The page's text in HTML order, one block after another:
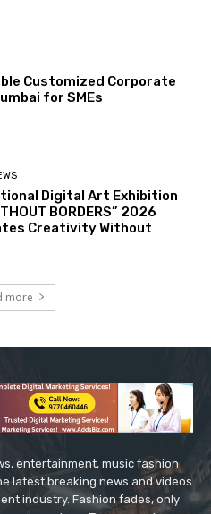
Customized Corporate
for SMEs
Digital Art Exhibition
BORDERS” 2026
Creativity Without
more
entertainment, music fashion
latest breaking news and videos
industry. Fashion fades, only